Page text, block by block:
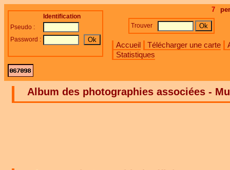
7
Accueil Télécharger une carte
Statistiques
Identification
Pseudo :
Password :
Trouver
Album des photographies associées -